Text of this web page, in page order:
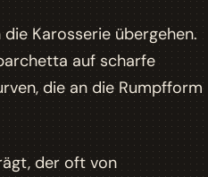
Karosserie übergehen.
auf scharfe
, die an die Rumpfform
der oft von